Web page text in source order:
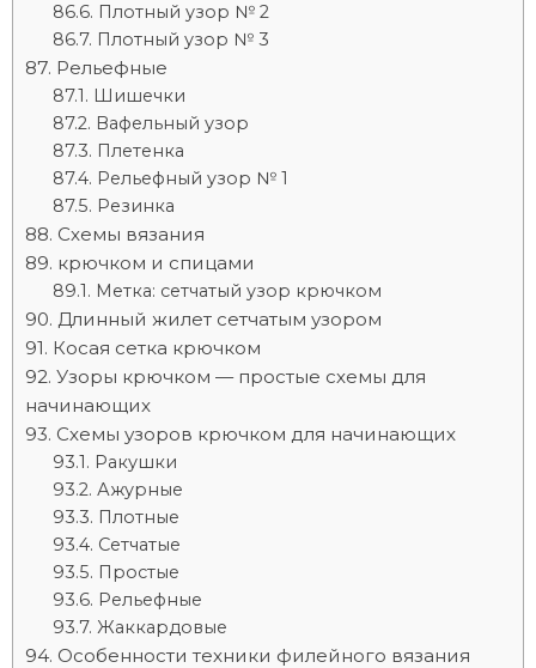
Плотный узор № 2
Плотный узор № 3
Рельефные
Шишечки
Вафельный узор
Плетенка
Рельефный узор № 1
Резинка
Схемы вязания
крючком и спицами
Метка: сетчатый узор крючком
Длинный жилет сетчатым узором
Косая сетка крючком
Узоры крючком — простые схемы для
начинающих
Схемы узоров крючком для начинающих
Ракушки
Ажурные
Плотные
Сетчатые
Простые
Рельефные
Жаккардовые
Особенности техники филейного вязания